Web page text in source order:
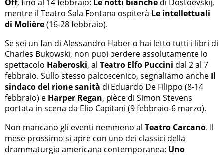
Off, fino al 14 febbraio: Le notti bianche di Dostoevskij,
mentre il Teatro Sala Fontana ospiterà Le intellettuali
di Molière(16-28 febbraio).
Se sei un fan di Alessandro Haber o hai letto tutti i libri di
Charles Bukowski, non puoi perdere assolutamente lo
spettacolo Haberoski, al Teatro Elfo Puccini dal 2 al 7
febbraio. Sullo stesso palcoscenico, segnaliamo anche Il
sindaco del rione sanità di Eduardo De Filippo (8-14
febbraio) e Harper Regan, pièce di Simon Stevens
portata in scena da Elio Capitani (9 febbraio-6 marzo).
Non mancano gli eventi nemmeno al Teatro Carcano. Il
mese prossimo si apre con uno dei classici della
drammaturgia americana contemporanea: Uno